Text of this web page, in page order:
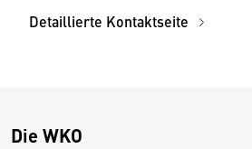
Detaillierte Kontaktseite
Die WKO